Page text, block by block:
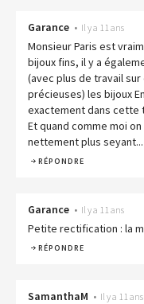
Garance • Il y a 11 ans
Monsieur Paris est
bijoux fins, il y a
(avec plus de travail
précieuses) les bijoux
exactement dans cette
Et quand comme moi
nettement plus seyant...
RÉPONDRE
Garance • Il y a 11 ans
Petite rectification : la
RÉPONDRE
SamanthaM • Il y a 11 ans